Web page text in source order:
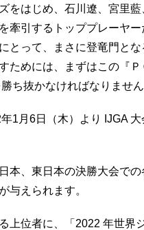
をはじめ、石川遼、宮里藍
牽引するトッププレーヤー
とって、まさに登竜門と
ためには、まずはこの『
ち抜かなければなりません
1月6日（木）より IJGA
本、東日本の決勝大会で
与えられます。
上位者に、「2022 年世界